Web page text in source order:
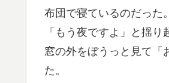
布団で寝ているのだった。
「もう夜ですよ」と揺り
窓の外をぼうっと見て「
た。